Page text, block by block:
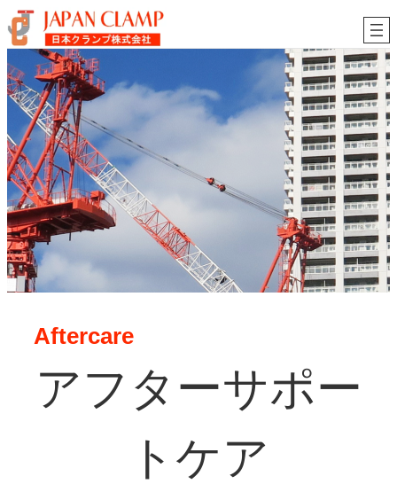
内
容
を
ス
キ
プ
Aftercare
アフターサポー
トケア